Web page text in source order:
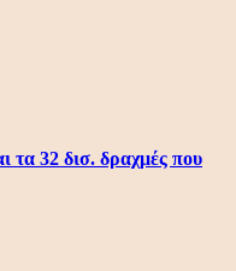
32 δισ. δραχμές που